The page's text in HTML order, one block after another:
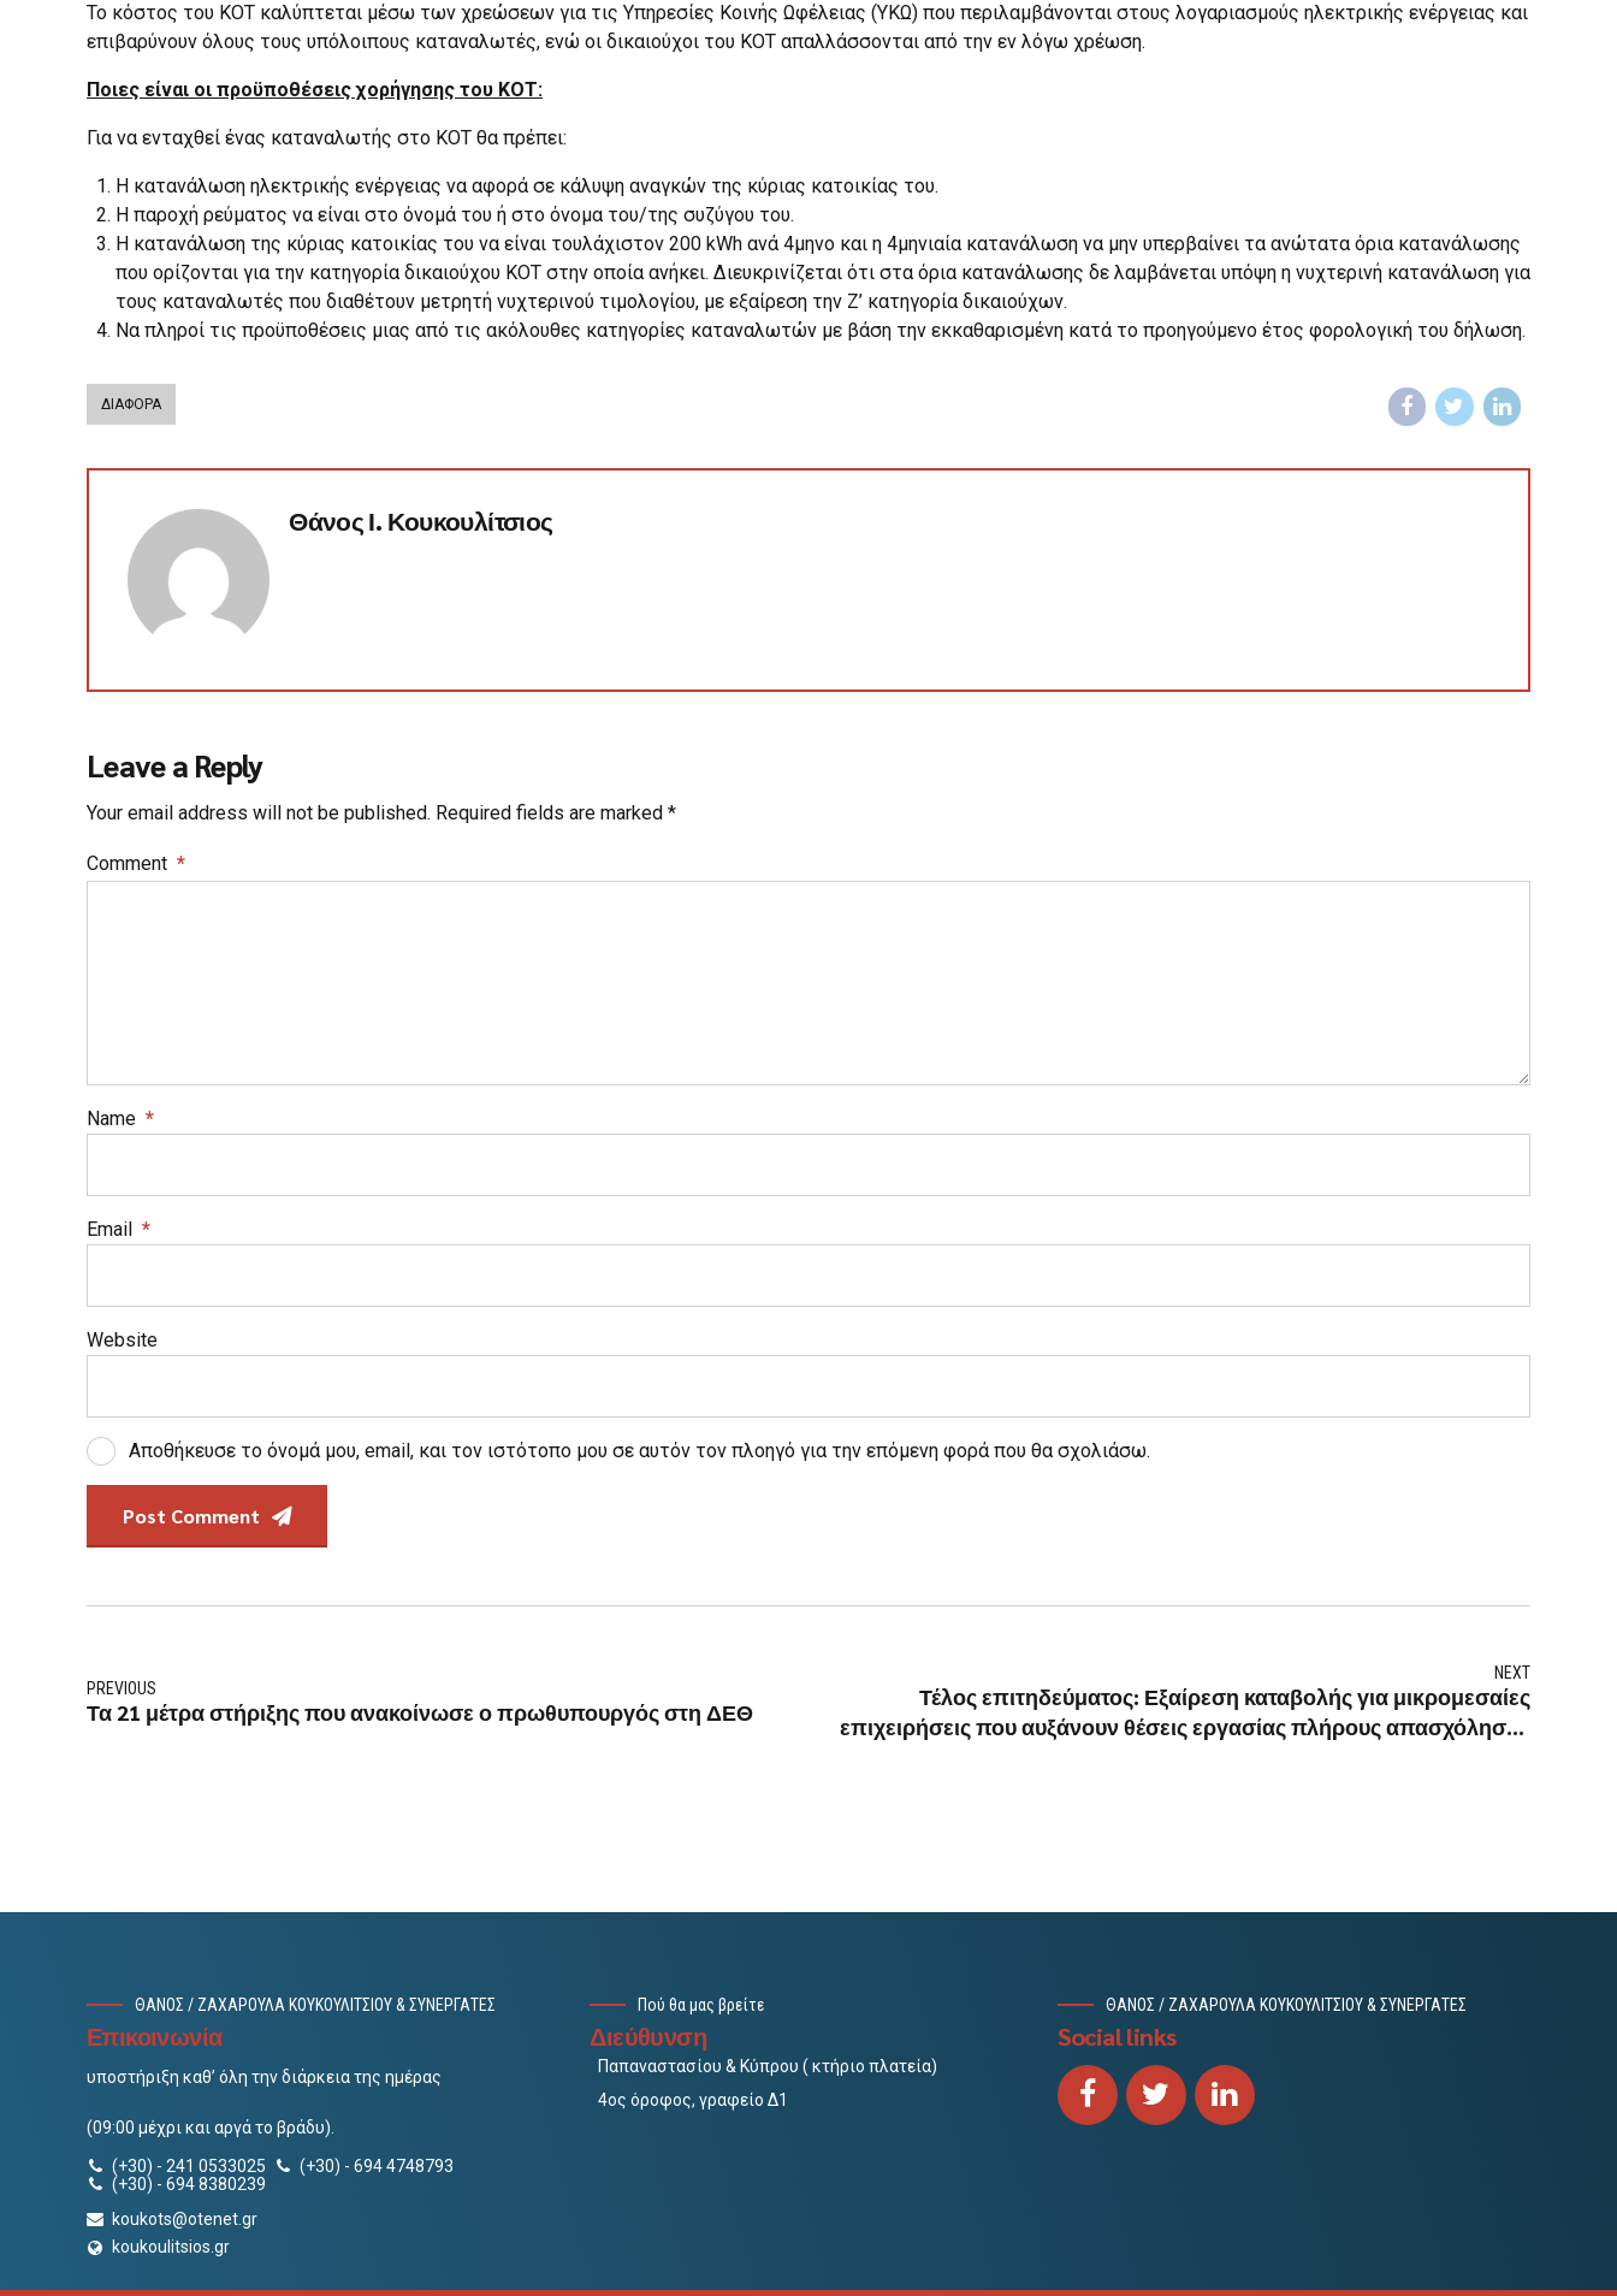
Το κόστος του ΚΟΤ καλύπτεται μέσω των χρεώσεων για τις Υπηρεσίες Κοινής Ωφέλειας (ΥΚΩ) που περιλαμβάνονται στους λογαριασμούς ηλεκτρικής ενέργειας και
επιβαρύνουν όλους τους υπόλοιπους καταναλωτές, ενώ οι δικαιούχοι του ΚΟΤ απαλλάσσονται από την εν λόγω χρέωση.
Ποιες είναι οι προϋποθέσεις χορήγησης του ΚΟΤ:
Για να ενταχθεί ένας καταναλωτής στο ΚΟΤ θα πρέπει:
Η κατανάλωση ηλεκτρικής ενέργειας να αφορά σε κάλυψη αναγκών της κύριας κατοικίας του.
Η παροχή ρεύματος να είναι στο όνομά του ή στο όνομα του/της συζύγου του.
Η κατανάλωση της κύριας κατοικίας του να είναι τουλάχιστον 200 kWh ανά 4μηνο και η 4μηνιαία κατανάλωση να μην υπερβαίνει τα ανώτατα όρια κατανάλωσης
που ορίζονται για την κατηγορία δικαιούχου ΚΟΤ στην οποία ανήκει. Διευκρινίζεται ότι στα όρια κατανάλωσης δε λαμβάνεται υπόψη η νυχτερινή κατανάλωση για
τους καταναλωτές που διαθέτουν μετρητή νυχτερινού τιμολογίου, με εξαίρεση την Ζ’ κατηγορία δικαιούχων.
Να πληροί τις προϋποθέσεις μιας από τις ακόλουθες κατηγορίες καταναλωτών με βάση την εκκαθαρισμένη κατά το προηγούμενο έτος φορολογική του δήλωση.
ΔΙΑΦΟΡΑ
Θάνος Ι. Κουκουλίτσιος
Leave a Reply
Your email address will not be published. Required fields are marked *
Comment *
Name *
Email *
Website
Αποθήκευσε το όνομά μου, email, και τον ιστότοπο μου σε αυτόν τον πλοηγό για την επόμενη φορά που θα σχολιάσω.
Post Comment
PREVIOUS
Τα 21 μέτρα στήριξης που ανακοίνωσε ο πρωθυπουργός στη ΔΕΘ
NEXT
Τέλος επιτηδεύματος: Εξαίρεση καταβολής για μικρομεσαίες
επιχειρήσεις που αυξάνουν θέσεις εργασίας πλήρους απασχόλησης
ΘΑΝΟΣ / ΖΑΧΑΡΟΥΛΑ ΚΟΥΚΟΥΛΙΤΣΙΟΥ & ΣΥΝΕΡΓΑΤΕΣ
Επικοινωνία
υποστήριξη καθ’ όλη την διάρκεια της ημέρας
(09:00 μέχρι και αργά το βράδυ).
(+30) - 241 0533025
(+30) - 694 4748793
(+30) - 694 8380239
koukots@otenet.gr
koukoulitsios.gr
Πού θα μας βρείτε
Διεύθυνση
Παπαναστασίου & Κύπρου ( κτήριο πλατεία)
4ος όροφος, γραφείο Δ1
ΘΑΝΟΣ / ΖΑΧΑΡΟΥΛΑ ΚΟΥΚΟΥΛΙΤΣΙΟΥ & ΣΥΝΕΡΓΑΤΕΣ
Social links